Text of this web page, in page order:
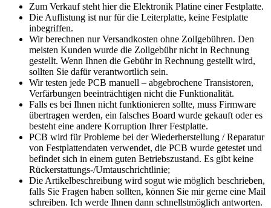
Zum Verkauf steht hier die Elektronik Platine einer Festplatte.
Die Auflistung ist nur für die Leiterplatte, keine Festplatte
inbegriffen.
Wir berechnen nur Versandkosten ohne Zollgebühren. Den
meisten Kunden wurde die Zollgebühr nicht in Rechnung
gestellt. Wenn Ihnen die Gebühr in Rechnung gestellt wird,
sollten Sie dafür verantwortlich sein.
Wir testen jede PCB manuell – abgebrochene Transistoren,
Verfärbungen beeinträchtigen nicht die Funktionalität.
Falls es bei Ihnen nicht funktionieren sollte, muss Firmware
übertragen werden, ein falsches Board wurde gekauft oder es
besteht eine andere Korruption Ihrer Festplatte.
PCB wird für Probleme bei der Wiederherstellung / Reparatur
von Festplattendaten verwendet, die PCB wurde getestet und
befindet sich in einem guten Betriebszustand. Es gibt keine
Rückerstattungs-/Umtauschrichtlinie;
Die Artikelbeschreibung wird sogut wie möglich beschrieben,
falls Sie Fragen haben sollten, können Sie mir gerne eine Mail
schreiben. Ich werde Ihnen dann schnellstmöglich antworten.